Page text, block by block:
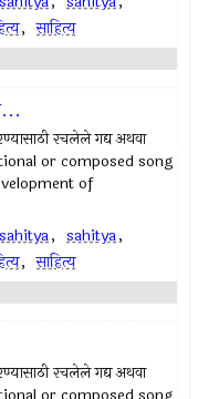
, साहित्य
रचलेले गद्य अथवा
or composed song
of
, sahitya,
, साहित्य
रचलेले गद्य अथवा